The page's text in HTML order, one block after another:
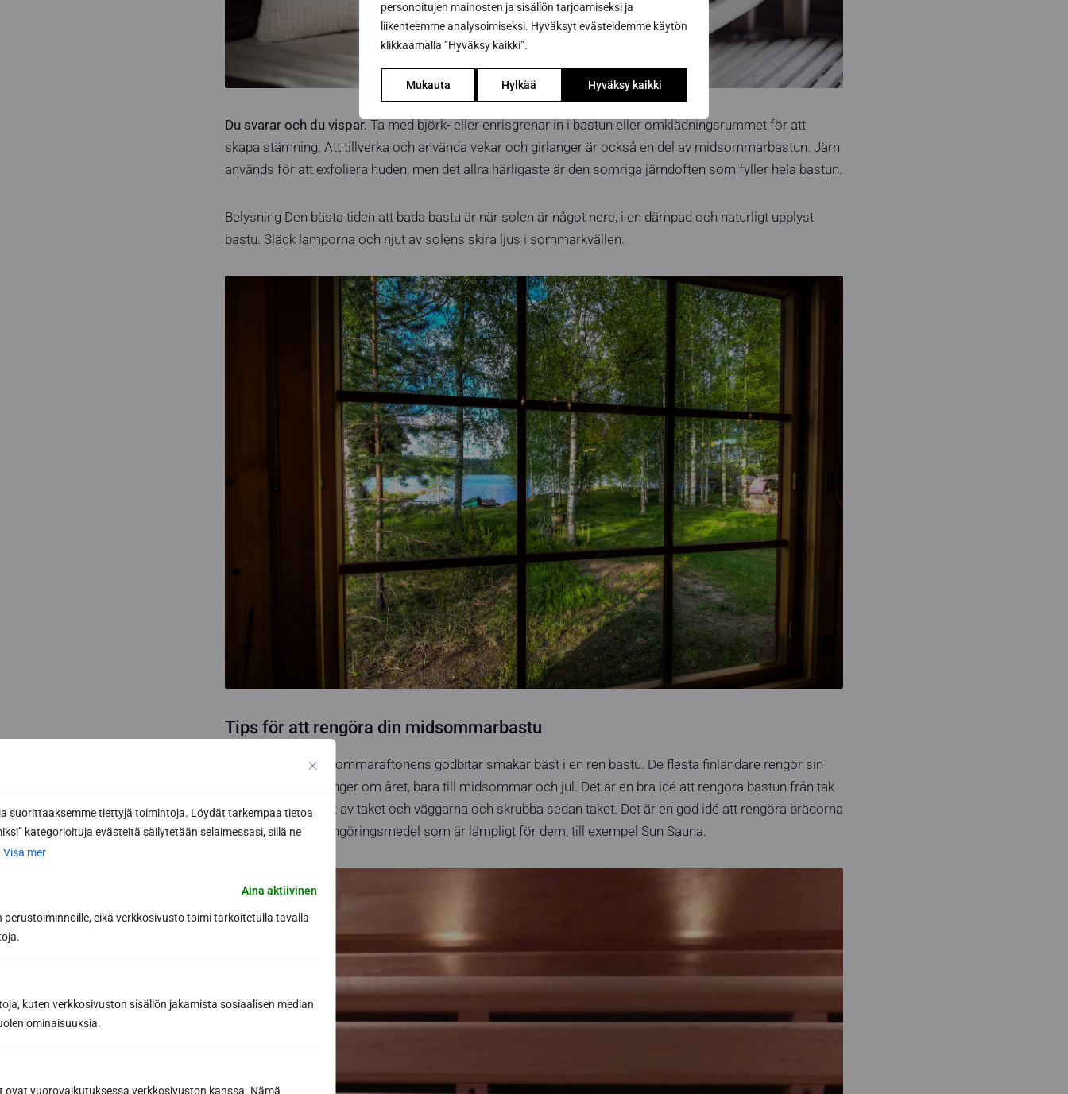
personoitujen mainosten ja sisällön tarjoamiseksi ja
liikenteemme analysoimiseksi. Hyväksyt evästeidemme käytön
klikkaamalla ”Hyväksy kaikki”.
Mukauta Hylkää Hyväksy kaikki
suorittaaksemme tiettyjä toimintoja. Löydät tarkempaa tietoa
kategorioituja evästeitä säilytetään selaimessasi, sillä ne
Visa mer
Aina aktiivinen
eikä verkkosivusto toimi tarkoitetulla tavalla
kuten verkkosivuston sisällön jakamista sosiaalisen median
ominaisuuksia.
vuorovaikutuksessa verkkosivuston kanssa. Nämä
Du svarar och du vispar. Ta med björk- eller enrisgrenar in i bastun eller omklädningsrummet för att
skapa stämning. Att tillverka och använda vekar och girlanger är också en del av midsommarbastun. Järn
används för att exfoliera huden, men det allra härligaste är den somriga järndoften som fyller hela bastun.
Belysning Den bästa tiden att bada bastu är när solen är något nere, i en dämpad och naturligt upplyst
bastu. Släck lamporna och njut av solens skira ljus i sommarkvällen.
Tips för att rengöra din midsommarbastu
Midsommaraftonens godbitar smakar bäst i en ren bastu. De flesta finländare rengör sin
bastu minst två gånger om året, bara till midsommar och jul. Det är en bra idé att rengöra bastun från tak
till golv. Torka först av taket och väggarna och skrubba sedan taket. Det är en god idé att rengöra brädorna
med ett neutralt rengöringsmedel som är lämpligt för dem, till exempel Sun Sauna.